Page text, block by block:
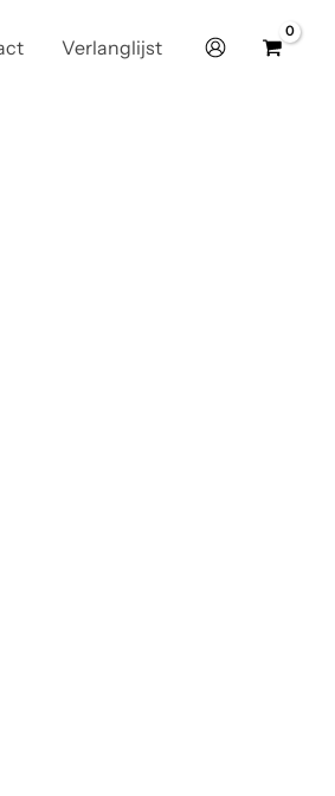
Verlanglijst